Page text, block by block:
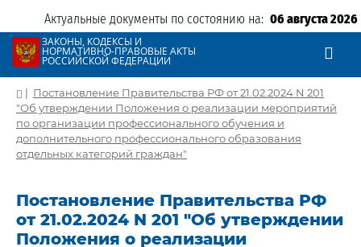
Актуальные документы по состоянию на: 06 августа 2026
ЗАКОНЫ, КОДЕКСЫ И
НОРМАТИВНО-ПРАВОВЫЕ АКТЫ
РОССИЙСКОЙ ФЕДЕРАЦИИ
| Постановление Правительства РФ от 21.02.2024 N 201
"Об утверждении Положения о реализации мероприятий
по организации профессионального обучения и
дополнительного профессионального образования
отдельных категорий граждан"
Постановление Правительства РФ
от 21.02.2024 N 201 "Об утверждении
Положения о реализации